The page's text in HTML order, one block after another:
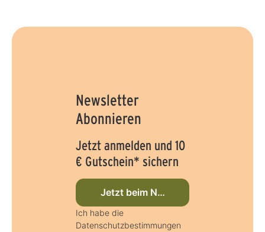
Newsletter
Abonnieren
Jetzt anmelden und 10
€ Gutschein* sichern
Jetzt beim Newsletter anmelden
Ich habe die
Datenschutzbestimmungen